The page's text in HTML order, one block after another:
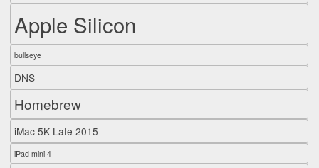
Apple Silicon
bullseye
DNS
Homebrew
iMac 5K Late 2015
iPad mini 4